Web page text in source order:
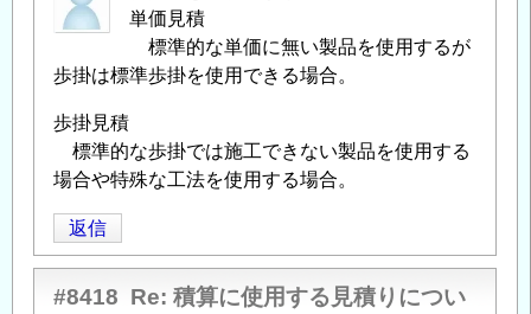
単価見積
標準的な単価に無い製品を使用するが
歩掛は標準歩掛を使用できる場合。
歩掛見積
標準的な歩掛では施工できない製品を使用する
場合や特殊な工法を使用する場合。
返信
#8418 Re: 積算に使用する見積りについ